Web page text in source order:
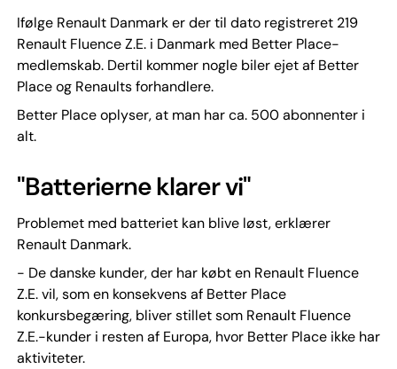
Ifølge Renault Danmark er der til dato registreret 219
Renault Fluence Z.E. i Danmark med Better Place-
medlemskab. Dertil kommer nogle biler ejet af Better
Place og Renaults forhandlere.
Better Place oplyser, at man har ca. 500 abonnenter i
alt.
"Batterierne klarer vi"
Problemet med batteriet kan blive løst, erklærer
Renault Danmark.
- De danske kunder, der har købt en Renault Fluence
Z.E. vil, som en konsekvens af Better Place
konkursbegæring, bliver stillet som Renault Fluence
Z.E.-kunder i resten af Europa, hvor Better Place ikke har
aktiviteter.